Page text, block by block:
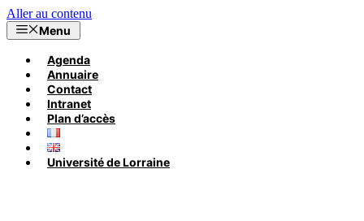
Aller au contenu
Menu
Agenda
Annuaire
Contact
Intranet
Plan d’accès
Université de Lorraine